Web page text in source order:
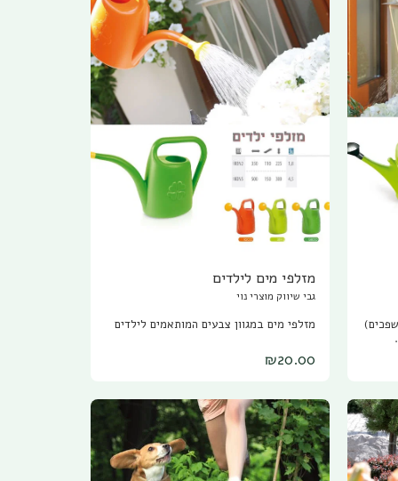
מים (משפכים)
מזלפי מים לילדים
גבי שיווק מוצרי נוי
מזלפי מים במגוון צבעים המותאמים לילדים
₪20.00